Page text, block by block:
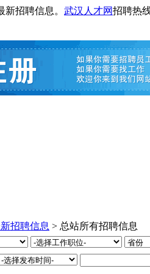
招聘信息。 武汉人才网招聘热
招聘信息 > 总站所有招聘信息